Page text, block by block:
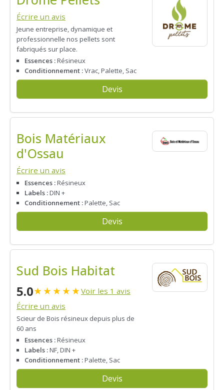
Écrire un avis
Jeune entreprise, dynamique et
professionnelle nos pellets sont
fabriqués sur place.
Essences :Résineux
Conditionnement :Vrac, Palette, Sac
Devis
Bois Matériaux
d'Ossau
Écrire un avis
Essences :Résineux
Labels :DIN +
Conditionnement :Palette, Sac
Devis
Sud Bois Habitat
5.0★★★★★Voir les 1 avis
Écrire un avis
Scieur de Bois résineux depuis plus de
60 ans
Essences :Résineux
Labels :NF, DIN +
Conditionnement :Palette, Sac
Devis